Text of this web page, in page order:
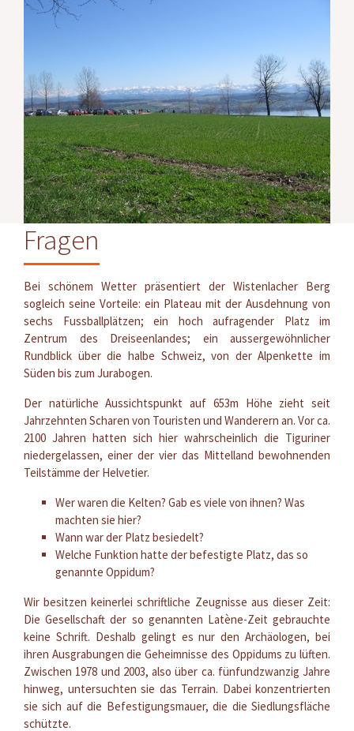
Fragen
Bei schönem Wetter präsentiert der Wistenlacher Berg
sogleich seine Vorteile: ein Plateau mit der Ausdehnung von
sechs Fussballplätzen; ein hoch aufragender Platz im
Zentrum des Dreiseenlandes; ein aussergewöhnlicher
Rundblick über die halbe Schweiz, von der Alpenkette im
Süden bis zum Jurabogen.
Der natürliche Aussichtspunkt auf 653m Höhe zieht seit
Jahrzehnten Scharen von Touristen und Wanderern an. Vor ca.
2100 Jahren hatten sich hier wahrscheinlich die Tiguriner
niedergelassen, einer der vier das Mittelland bewohnenden
Teilstämme der Helvetier.
Wer waren die Kelten? Gab es viele von ihnen? Was
machten sie hier?
Wann war der Platz besiedelt?
Welche Funktion hatte der befestigte Platz, das so
genannte Oppidum?
Wir besitzen keinerlei schriftliche Zeugnisse aus dieser Zeit:
Die Gesellschaft der so genannten Latène-Zeit gebrauchte
keine Schrift. Deshalb gelingt es nur den Archäologen, bei
ihren Ausgrabungen die Geheimnisse des Oppidums zu lüften.
Zwischen 1978 und 2003, also über ca. fünfundzwanzig Jahre
hinweg, untersuchten sie das Terrain. Dabei konzentrierten
sie sich auf die Befestigungsmauer, die die Siedlungsfläche
schützte.